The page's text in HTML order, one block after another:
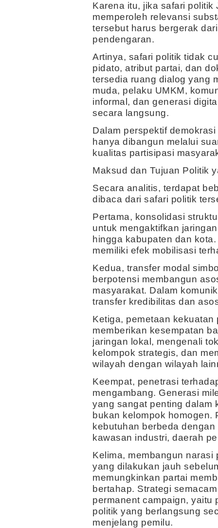
Karena itu, jika safari
memperoleh relevansi
tersebut harus bergerak
pendengaran.
Artinya, safari politik tidak
pidato, atribut partai, dan
tersedia ruang dialog yang
muda, pelaku UMKM,
informal, dan generasi
secara langsung.
Dalam perspektif
hanya dibangun melalui
kualitas partisipasi
Maksud dan Tujuan Politik
Secara analitis, terdapat
dibaca dari safari politik
Pertama, konsolidasi
untuk mengaktifkan
hingga kabupaten dan
memiliki efek mobilisasi
Kedua, transfer modal
berpotensi membangun
masyarakat. Dalam
transfer kredibilitas dan
Ketiga, pemetaan
memberikan kesempatan
jaringan lokal, mengenali
kelompok strategis, dan
wilayah dengan wilayah
Keempat, penetrasi
mengambang. Generasi
yang sangat penting dalam
bukan kelompok homogen.
kebutuhan berbeda
kawasan industri, daerah
Kelima, membangun
yang dilakukan jauh
memungkinkan partai
bertahap. Strategi
permanent campaign, yaitu
politik yang berlangsung
menjelang pemilu.